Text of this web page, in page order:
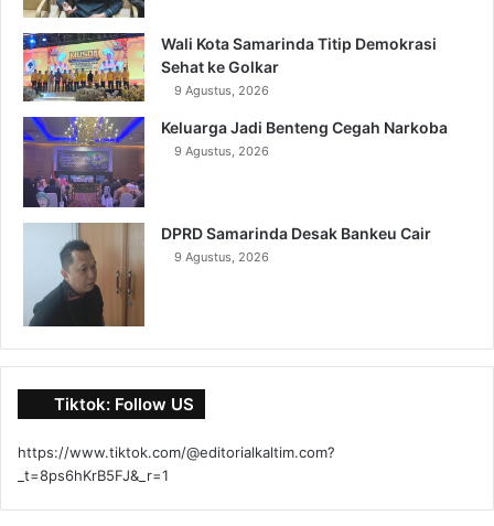
Wali Kota Samarinda Titip Demokrasi
Sehat ke Golkar
9 Agustus, 2026
Keluarga Jadi Benteng Cegah Narkoba
9 Agustus, 2026
DPRD Samarinda Desak Bankeu Cair
9 Agustus, 2026
Tiktok: Follow US
https://www.tiktok.com/@editorialkaltim.com?
_t=8ps6hKrB5FJ&_r=1